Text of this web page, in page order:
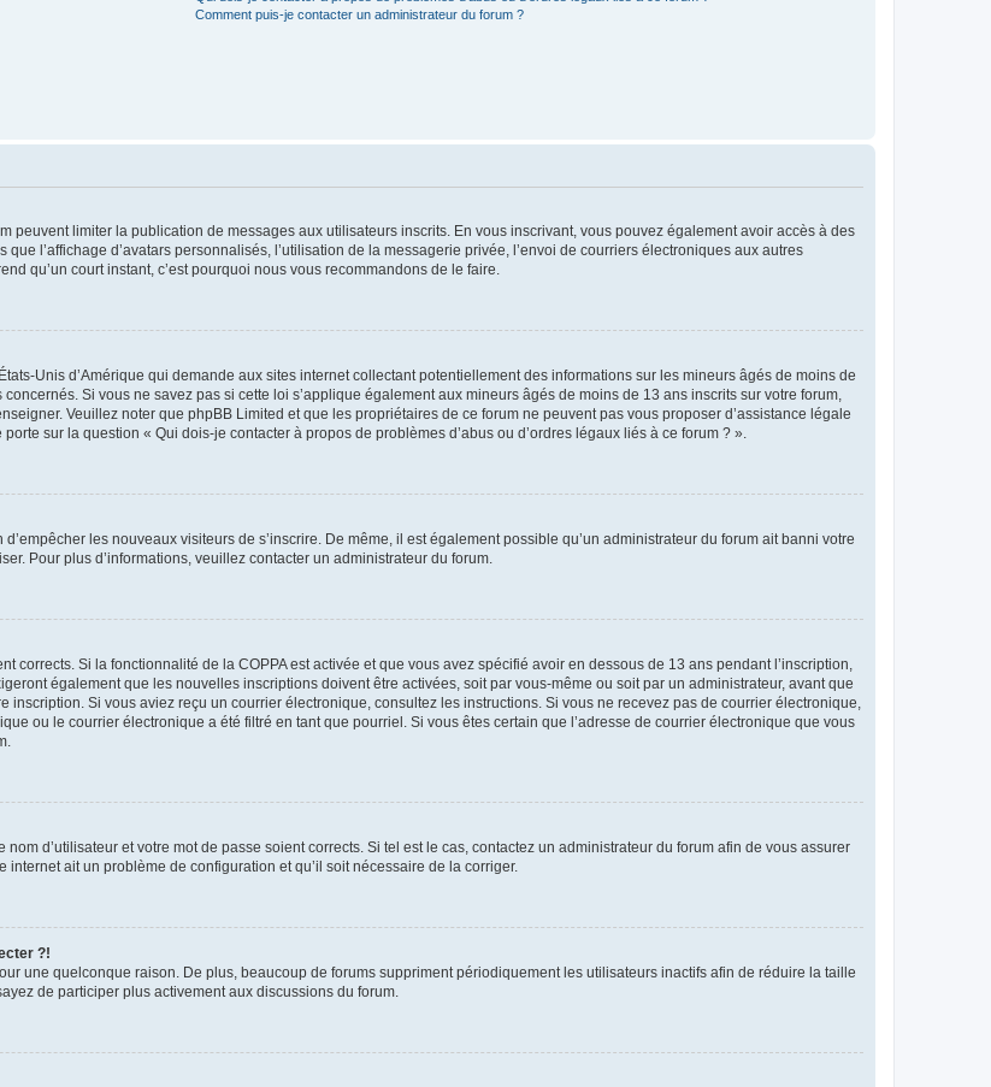
Comment puis-je contacter un administrateur du forum ?
peuvent limiter la publication de messages aux utilisateurs inscrits. En vous inscrivant, vous pouvez également avoir accès à des
l’affichage d’avatars personnalisés, l’utilisation de la messagerie privée, l’envoi de courriers électroniques aux autres
qu’un court instant, c’est pourquoi nous vous recommandons de le faire.
Unis d’Amérique qui demande aux sites internet collectant potentiellement des informations sur les mineurs âgés de moins de
Si vous ne savez pas si cette loi s’applique également aux mineurs âgés de moins de 13 ans inscrits sur votre forum,
Veuillez noter que phpBB Limited et que les propriétaires de ce forum ne peuvent pas vous proposer d’assistance légale
sur la question « Qui dois-je contacter à propos de problèmes d’abus ou d’ordres légaux liés à ce forum ? ».
les nouveaux visiteurs de s’inscrire. De même, il est également possible qu’un administrateur du forum ait banni votre
Pour plus d’informations, veuillez contacter un administrateur du forum.
corrects. Si la fonctionnalité de la COPPA est activée et que vous avez spécifié avoir en dessous de 13 ans pendant l’inscription,
également que les nouvelles inscriptions doivent être activées, soit par vous-même ou soit par un administrateur, avant que
Si vous aviez reçu un courrier électronique, consultez les instructions. Si vous ne recevez pas de courrier électronique,
ou le courrier électronique a été filtré en tant que pourriel. Si vous êtes certain que l’adresse de courrier électronique que vous
d’utilisateur et votre mot de passe soient corrects. Si tel est le cas, contactez un administrateur du forum afin de vous assurer
ait un problème de configuration et qu’il soit nécessaire de la corriger.
?!
une quelconque raison. De plus, beaucoup de forums suppriment périodiquement les utilisateurs inactifs afin de réduire la taille
de participer plus activement aux discussions du forum.